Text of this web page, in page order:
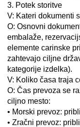
3. Potek storitve
V: Kateri dokumenti
O: Osnovni
embalaže,
elemente carinske
zahtevajo ciljne
kategorije izdelka).
V: Koliko časa traja
O: Čas prevoza se
ciljno mesto:
• Morski prevoz:
• Zračni prevoz: